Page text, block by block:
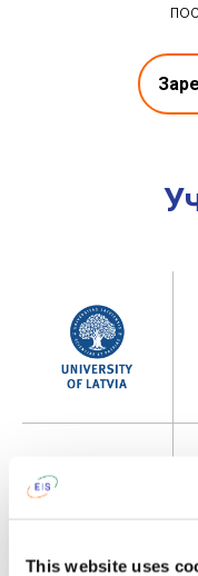
This website uses